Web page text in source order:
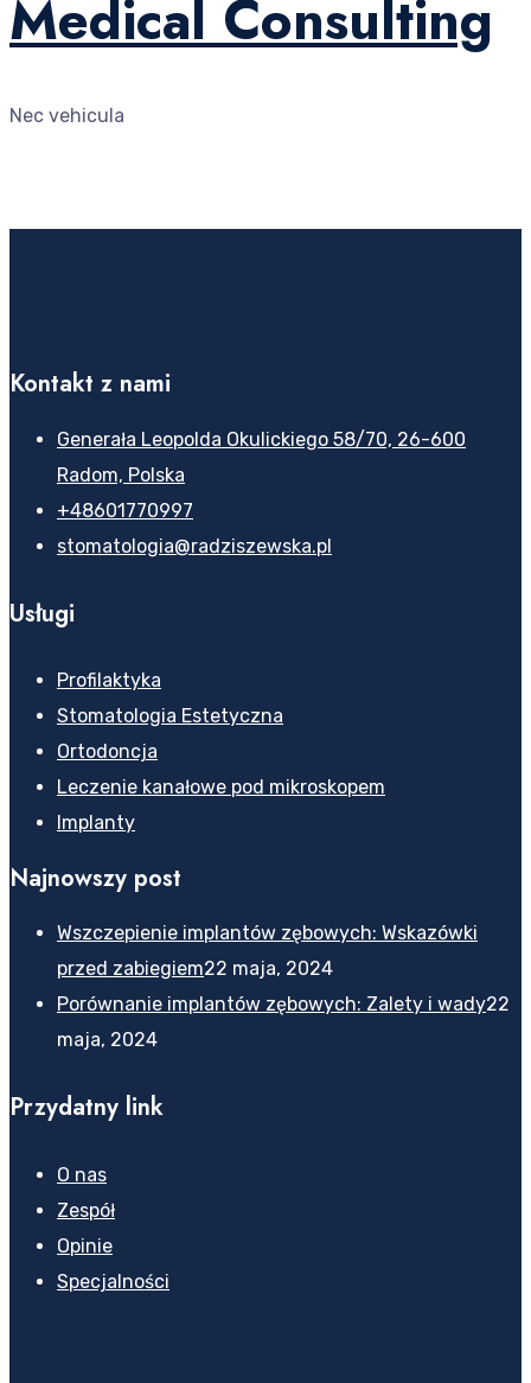
Medical Consulting
Nec vehicula
Kontakt z nami
Generała Leopolda Okulickiego 58/70, 26-600
Radom, Polska
+48601770997
stomatologia@radziszewska.pl
Usługi
Profilaktyka
Stomatologia Estetyczna
Ortodoncja
Leczenie kanałowe pod mikroskopem
Implanty
Najnowszy post
Wszczepienie implantów zębowych: Wskazówki
przed zabiegiem22 maja, 2024
Porównanie implantów zębowych: Zalety i wady22
maja, 2024
Przydatny link
O nas
Zespół
Opinie
Specjalności